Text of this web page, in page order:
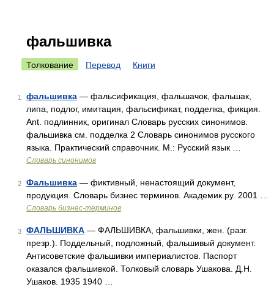
фальшивка
Толкование Перевод Книги
1 фальшивка — фальсификация, фальшачок, фальшак,
липа, подлог, имитация, фальсификат, подделка, фикция.
Ant. подлинник, оригинал Словарь русских синонимов.
фальшивка см. подделка 2 Словарь синонимов русского
языка. Практический справочник. М.: Русский язык …
Словарь синонимов
2 Фальшивка — фиктивный, ненастоящий документ,
продукция. Словарь бизнес терминов. Академик.ру. 2001 …
Словарь бизнес-терминов
3 ФАЛЬШИВКА — ФАЛЬШИВКА, фальшивки, жен. (разг.
презр.). Поддельный, подложный, фальшивый документ.
Антисоветские фальшивки империалистов. Паспорт
оказался фальшивкой. Толковый словарь Ушакова. Д.Н.
Ушаков. 1935 1940 …